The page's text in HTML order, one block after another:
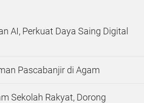
AI, Perkuat Daya Saing Digital
Pascabanjir di Agam
Sekolah Rakyat, Dorong